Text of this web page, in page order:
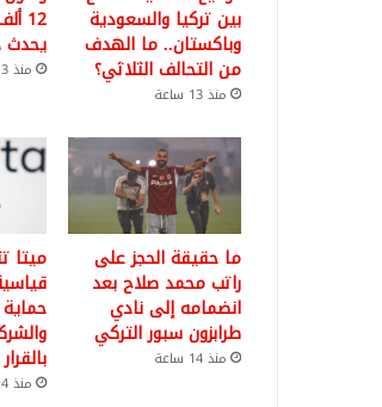
بين تركيا والسعودية
وباكستان.. ما الهدف
من التحالف الثلاثي؟
منذ 13 ساعة
12
يحدث
منذ 13 ساعة
ما حقيقة الحجز على
راتب محمد صلاح بعد
انضمامه إلى نادي
طرابزون سبور التركي
منذ 14 ساعة
ميتا
بالقرار
منذ 14 ساعة